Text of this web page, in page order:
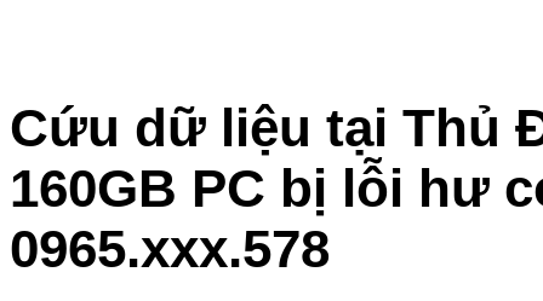
Cứu dữ liệu tại Thủ
160GB PC bị lỗi hư
0965.xxx.578